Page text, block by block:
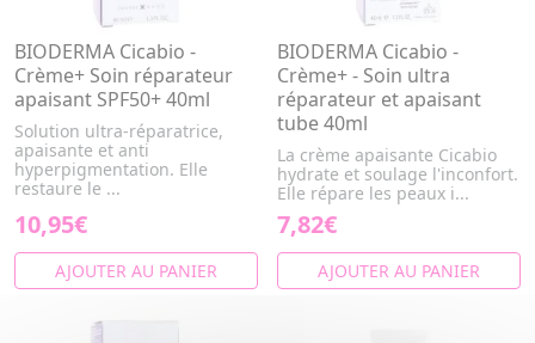
BIODERMA Cicabio -
Crème+ Soin réparateur
apaisant SPF50+ 40ml
Solution ultra-réparatrice,
apaisante et anti
hyperpigmentation. Elle
restaure le ...
10,95€
AJOUTER AU PANIER
BIODERMA Cicabio -
Crème+ - Soin ultra
réparateur et apaisant
tube 40ml
La crème apaisante Cicabio
hydrate et soulage l'inconfort.
Elle répare les peaux i...
7,82€
AJOUTER AU PANIER